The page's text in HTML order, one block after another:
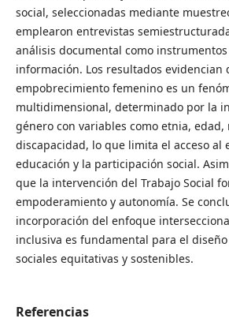
social, seleccionadas mediante
emplearon entrevistas
análisis documental como
información. Los resultados evidencian
empobrecimiento femenino es un
multidimensional, determinado por la
género con variables como etnia, edad,
discapacidad, lo que limita el acceso al
educación y la participación social.
que la intervención del Trabajo Social
empoderamiento y autonomía. Se
incorporación del enfoque
inclusiva es fundamental para el
sociales equitativas y sostenibles.
Referencias